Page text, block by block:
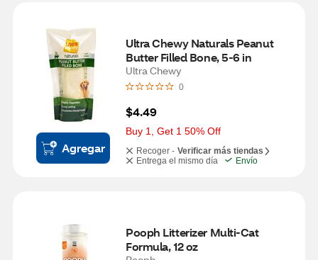
Agregar
Ultra Chewy Naturals Peanut
Butter Filled Bone, 5-6 in
Ultra Chewy
0
$4.49
Buy 1, Get 1 50% Off
Recoger - Verificar más tiendas
Entrega el mismo día
Envío
Pooph Litterizer Multi-Cat
Formula, 12 oz